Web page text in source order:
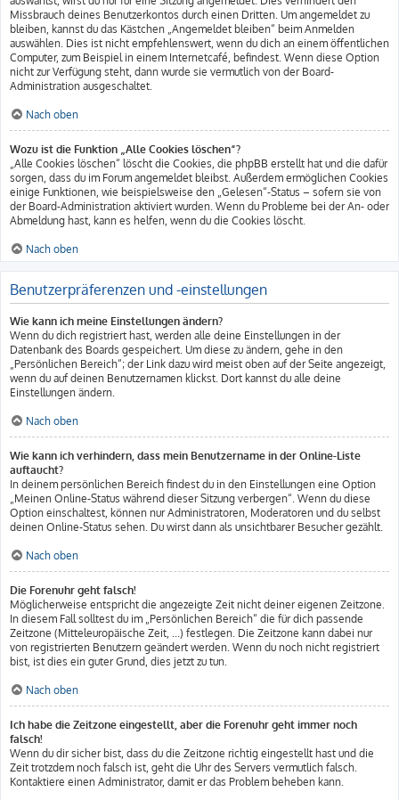
Missbrauch deines Benutzerkontos durch einen Dritten. Um angemeldet zu
bleiben, kannst du das Kästchen „Angemeldet bleiben“ beim Anmelden
auswählen. Dies ist nicht empfehlenswert, wenn du dich an einem öffentlichen
Computer, zum Beispiel in einem Internetcafé, befindest. Wenn diese Option
nicht zur Verfügung steht, dann wurde sie vermutlich von der Board-
Administration ausgeschaltet.
Nach oben
Wozu ist die Funktion „Alle Cookies löschen“?
„Alle Cookies löschen“ löscht die Cookies, die phpBB erstellt hat und die dafür
sorgen, dass du im Forum angemeldet bleibst. Außerdem ermöglichen Cookies
einige Funktionen, wie beispielsweise den „Gelesen“-Status – sofern sie von
der Board-Administration aktiviert wurden. Wenn du Probleme bei der An- oder
Abmeldung hast, kann es helfen, wenn du die Cookies löscht.
Nach oben
Benutzerpräferenzen und -einstellungen
Wie kann ich meine Einstellungen ändern?
Wenn du dich registriert hast, werden alle deine Einstellungen in der
Datenbank des Boards gespeichert. Um diese zu ändern, gehe in den
„Persönlichen Bereich“; der Link dazu wird meist oben auf der Seite angezeigt,
wenn du auf deinen Benutzernamen klickst. Dort kannst du alle deine
Einstellungen ändern.
Nach oben
Wie kann ich verhindern, dass mein Benutzername in der Online-Liste
auftaucht?
In deinem persönlichen Bereich findest du in den Einstellungen eine Option
„Meinen Online-Status während dieser Sitzung verbergen“. Wenn du diese
Option einschaltest, können nur Administratoren, Moderatoren und du selbst
deinen Online-Status sehen. Du wirst dann als unsichtbarer Besucher gezählt.
Nach oben
Die Forenuhr geht falsch!
Möglicherweise entspricht die angezeigte Zeit nicht deiner eigenen Zeitzone.
In diesem Fall solltest du im „Persönlichen Bereich“ die für dich passende
Zeitzone (Mitteleuropäische Zeit, ...) festlegen. Die Zeitzone kann dabei nur
von registrierten Benutzern geändert werden. Wenn du noch nicht registriert
bist, ist dies ein guter Grund, dies jetzt zu tun.
Nach oben
Ich habe die Zeitzone eingestellt, aber die Forenuhr geht immer noch
falsch!
Wenn du dir sicher bist, dass du die Zeitzone richtig eingestellt hast und die
Zeit trotzdem noch falsch ist, geht die Uhr des Servers vermutlich falsch.
Kontaktiere einen Administrator, damit er das Problem beheben kann.